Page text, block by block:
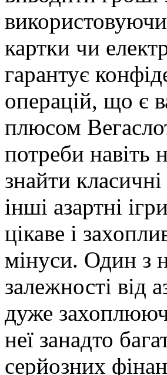
використовуючи
картки чи
гарантує
операцій, що є
плюсом
потреби навіть
знайти
інші азартні
цікаве і
мінуси. Один з
залежності від
дуже
неї занадто
серйозних